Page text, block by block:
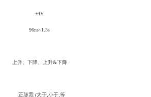
±4V
96ns~1.5s
上升、下降、上升&下降
正脉宽 (大于,小于,等